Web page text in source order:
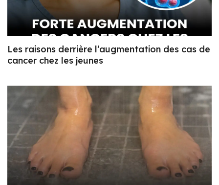
Les raisons derrière l’augmentation des cas de
cancer chez les jeunes